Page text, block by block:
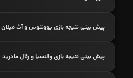
پیش بینی نتیجه بازی یوونتوس و آث میلان
پیش بینی نتیجه بازی والنسیا و رئال مادرید